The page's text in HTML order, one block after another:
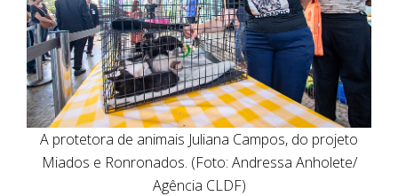
A protetora de animais Juliana Campos, do projeto
Miados e Ronronados. (Foto: Andressa Anholete/
Agência CLDF)